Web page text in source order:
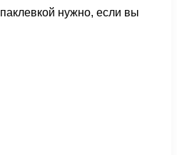
нужно, если вы